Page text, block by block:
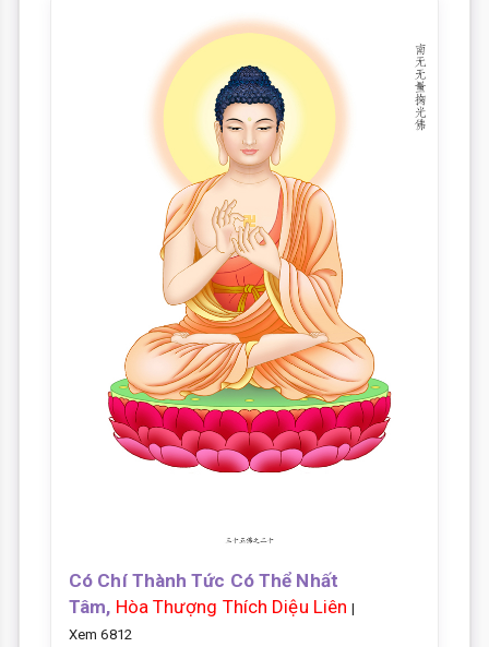
Có Chí Thành Tức Có Thể Nhất
Tâm, Hòa Thượng Thích Diệu Liên |
Xem 6812